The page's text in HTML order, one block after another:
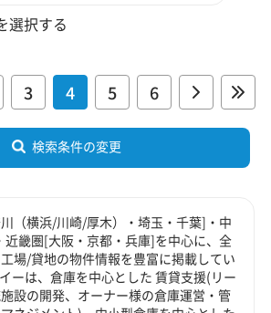
選択する
3 4 5 6
検索条件の変更
（横浜/川崎/厚木）・埼玉・千葉]・中
畿圏[大阪・京都・兵庫]を中心に、全
場/貸地の物件情報を豊富に掲載してい
ーは、倉庫を中心とした 賃貸支援(リー
設の開発、オーナー様の倉庫運営・管